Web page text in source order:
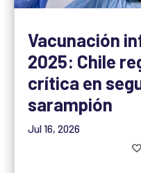
Vacunación
2025: Chile
crítica en
sarampión
Jul 16, 2026